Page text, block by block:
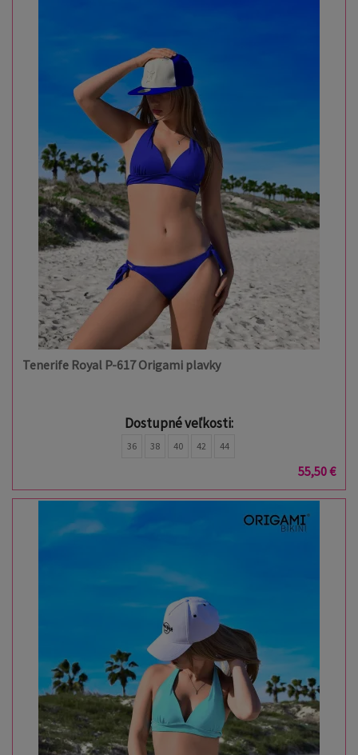
Tenerife Royal P-617 Origami plavky
Dostupné veľkosti:
36 38 40 42 44
55,50 €